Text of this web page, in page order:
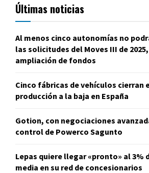
Últimas noticias
Al menos cinco autonomías no
las solicitudes del Moves III de
ampliación de fondos
Cinco fábricas de vehículos cierran
producción a la baja en España
Gotion, con negociaciones
control de Powerco Sagunto
Lepas quiere llegar «pronto» al 3%
media en su red de concesionarios